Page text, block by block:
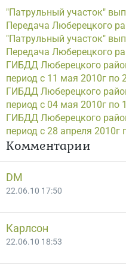
"Патрульный участок"
Передача Люберецкого
"Патрульный участок"
Передача Люберецкого
ГИБДД Люберецкого
период с 11 мая 2010г по
ГИБДД Люберецкого
период с 04 мая 2010г по
ГИБДД Люберецкого
период с 28 апреля 2010г
Комментарии
DM
22.06.10 17:50
Карлсон
22.06.10 18:53